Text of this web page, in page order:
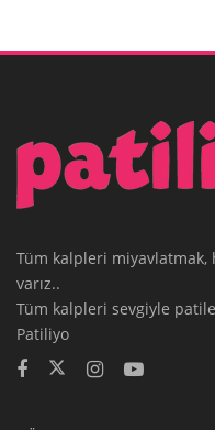
Tüm kalpleri miyavlatmak,
varız..
Tüm kalpleri sevgiyle
Patiliyo